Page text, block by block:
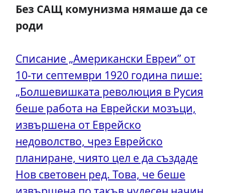
Без САЩ комунизма нямаше да се
роди
Списание „Американски Евреи” от
10-ти септември 1920 година пише:
„Болшевишката революция в Русия
беше работа на Еврейски мозъци,
извършена от Еврейско
недоволство, чрез Еврейско
планиране, чиято цел е да създаде
Нов световен ред. Това, че беше